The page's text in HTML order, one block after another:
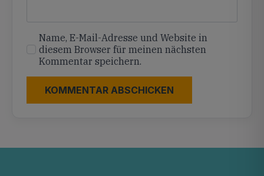
Name, E-Mail-Adresse und Website in
diesem Browser für meinen nächsten
Kommentar speichern.